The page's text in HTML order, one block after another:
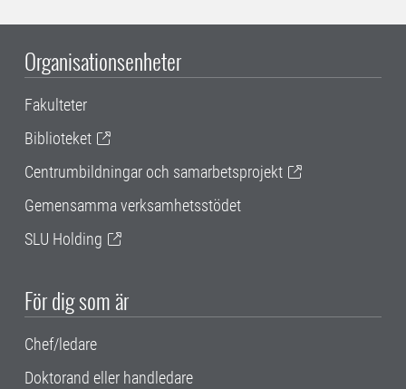
Organisationsenheter
Fakulteter
Biblioteket
Centrumbildningar och samarbetsprojekt
Gemensamma verksamhetsstödet
SLU Holding
För dig som är
Chef/ledare
Doktorand eller handledare